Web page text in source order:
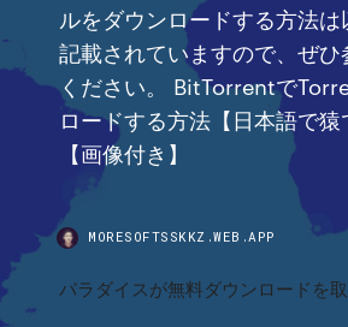
ルをダウンロードする方法
記載されていますので、ぜひ
ください。 BitTorrentで
ロードする方法【日本語で猿
【画像付き】
MORESOFTSSKKZ.WEB.APP
パラダイスが無料ダウンロードを